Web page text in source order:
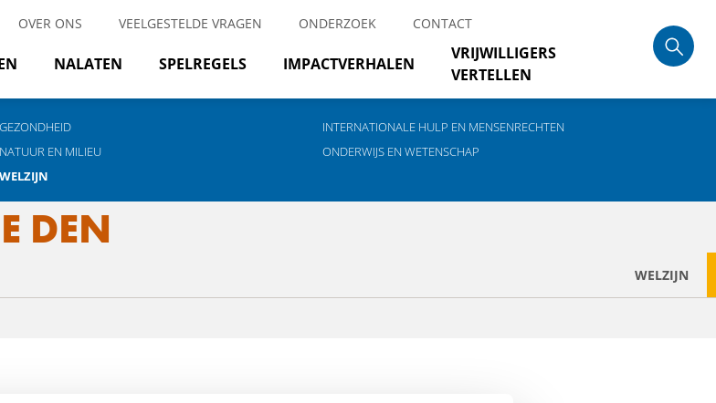
OVER ONS VEELGESTELDE VRAGEN ONDERZOEK CONTACT
NALATEN SPELREGELS IMPACTVERHALEN
VRIJWILLIGERS
VERTELLEN
GEZONDHEID
INTERNATIONALE HULP EN MENSENRECHTEN
NATUUR EN MILIEU
ONDERWIJS EN WETENSCHAP
WELZIJN
DEN
WELZIJN